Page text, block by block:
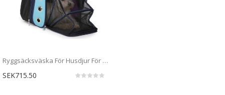
Ryggsäcksväska För Husdjur För Utomhusresor
SEK715.50